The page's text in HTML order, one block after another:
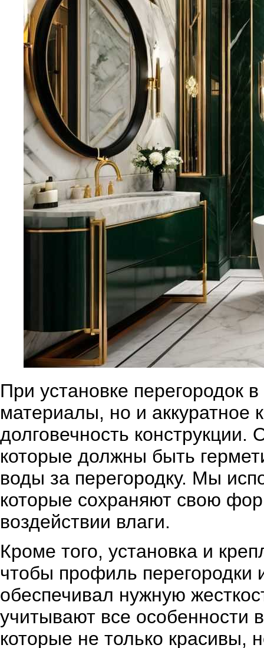
При установке перегородок
материалы, но и аккуратное
долговечность
которые должны быть
воды за перегородку. Мы
которые сохраняют свою
воздействии влаги.
Кроме того, установка и
чтобы профиль перегородки
обеспечивал нужную
учитывают все особенности
которые не только красивы,